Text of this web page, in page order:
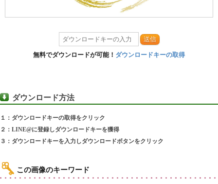
送信
無料でダウンロードが可能！ ダウンロードキーの取得
ダウンロード方法
１：ダウンロードキーの取得をクリック
２：LINE@に登録しダウンロードキーを獲得
３：ダウンロードキーを入力しダウンロードボタンをクリック
この画像のキーワード